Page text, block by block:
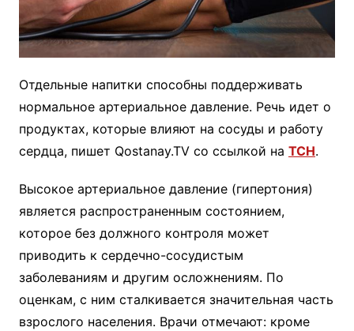
Отдельные напитки способны поддерживать
нормальное артериальное давление. Речь идет о
продуктах, которые влияют на сосуды и работу
сердца, пишет Qostanay.TV со ссылкой на ТСН.
Высокое артериальное давление (гипертония)
является распространенным состоянием,
которое без должного контроля может
приводить к сердечно-сосудистым
заболеваниям и другим осложнениям. По
оценкам, с ним сталкивается значительная часть
взрослого населения. Врачи отмечают: кроме